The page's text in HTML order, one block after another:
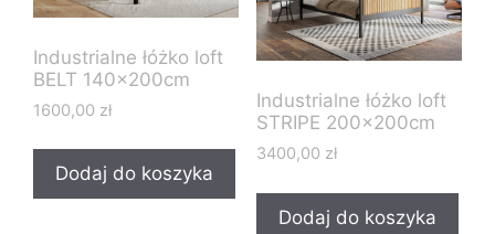
Industrialne łóżko loft
BELT 140x200cm
1600,00 zł
Dodaj do koszyka
Industrialne łóżko loft
STRIPE 200x200cm
3400,00 zł
Dodaj do koszyka